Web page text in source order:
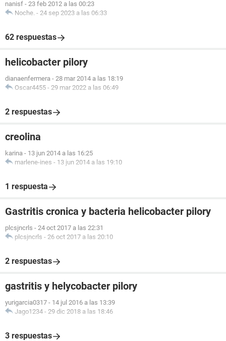
nanisf - 23 feb 2012 a las 00:23
Noche. - 24 sep 2023 a las 06:33
62 respuestas
helicobacter pilory
dianaenfermera - 28 mar 2014 a las 18:19
Oscar4455 - 29 mar 2022 a las 06:49
2 respuestas
creolina
karina - 13 jun 2014 a las 16:25
marlene-ines - 13 jun 2014 a las 19:10
1 respuesta
Gastritis cronica y bacteria helicobacter pilory
plcsjncrls - 24 oct 2017 a las 22:31
plcsjncrls - 26 oct 2017 a las 20:10
2 respuestas
gastritis y helycobacter pilory
yurigarcia0317 - 14 jul 2016 a las 13:39
Jago1234 - 29 dic 2018 a las 18:46
3 respuestas